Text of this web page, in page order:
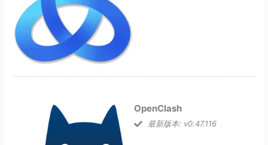
OpenClash
最新版本: v0.47.116